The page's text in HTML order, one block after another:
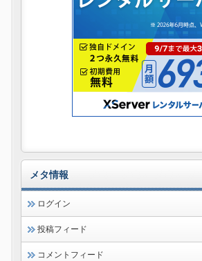
メタ情報
ログイン
投稿フィード
コメントフィード